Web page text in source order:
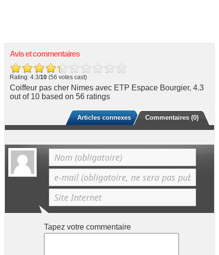
Avis et commentaires
Rating: 4.3/10(56 votes cast)
Coiffeur pas cher Nimes avec ETP Espace Bourgier, 4.3
out of 10based on 56ratings
Commentaires (0)
Articles connexes
Tapez votre commentaire